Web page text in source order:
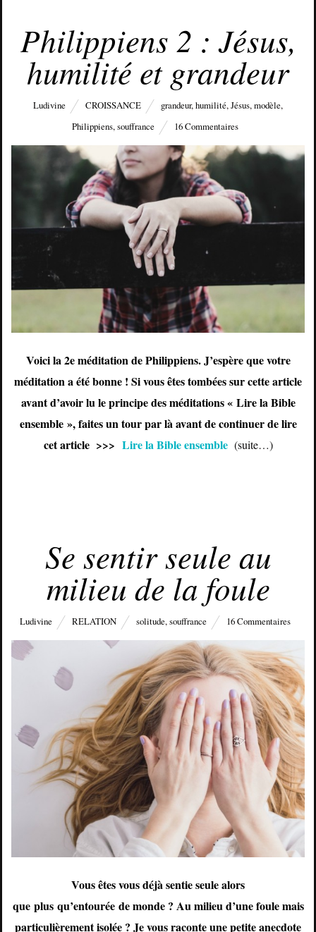
Philippiens 2 : Jésus,
humilité et grandeur
Ludivine CROISSANCE grandeur,humilité,Jésus,modèle,
Philippiens,souffrance 16 Commentaires
Voici la 2e méditation de Philippiens. J’espère que votre
méditation a été bonne ! Si vous êtes tombées sur cette article
avant d’avoir lu le principe des méditations « Lire la Bible
ensemble », faites un tour par là avant de continuer de lire
cet article >>> Lire la Bible ensemble (suite…)
Se sentir seule au
milieu de la foule
Ludivine RELATION solitude,souffrance 16 Commentaires
Vous êtes vous déjà sentie seule alors
que plus qu’entourée de monde ? Au milieu d’une foule mais
particulièrement isolée ? Je vous raconte une petite anecdote